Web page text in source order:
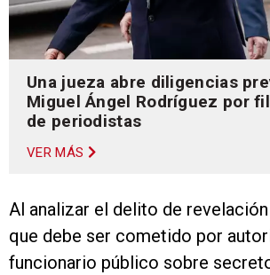
Una jueza abre diligencias
Miguel Ángel Rodríguez por
de periodistas
VER MÁS
Al analizar el delito de
que debe ser cometido por
funcionario público sobre